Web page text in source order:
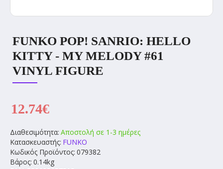
FUNKO POP! SANRIO: HELLO
KITTY - MY MELODY #61
VINYL FIGURE
Διαθεσιμότητα: Αποστολή σε 1-3 ημέρες
Κατασκευαστής: FUNKO
Κωδικός Προϊόντος: 079382
Βάρος: 0.14kg
12.74€